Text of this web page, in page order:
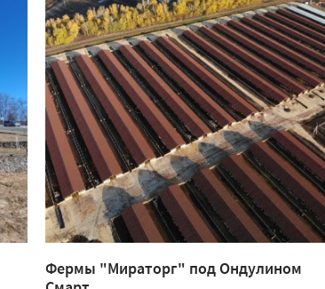
Фермы "Мираторг" под Ондулином